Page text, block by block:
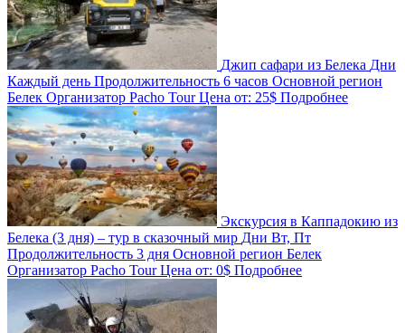
Джип сафари из Белека Дни
Каждый день Продолжительность 6 часов Основной регион
Белек Организатор Pacho TourЦена от: 25$ Подробнее
Экскурсия в Каппадокию из
Белека (3 дня) – тур в сказочный мир Дни Вт, Пт
Продолжительность 3 дня Основной регион Белек
Организатор Pacho TourЦена от: 0$ Подробнее